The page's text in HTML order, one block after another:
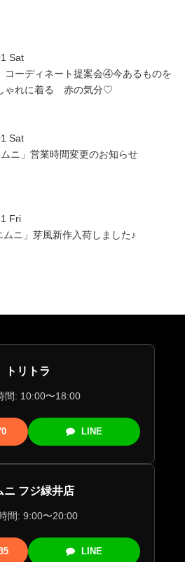
Sat
コーディネート提案会④今あるものを
ゃれに着る 赤の気分♡
Sat
ムニ」営業時間変更のお知らせ
Fri
ムニ」芽風新作入荷しました♪
トリトラ
間: 10:00〜18:00
LINE
ニ フジ緑井店
間: 9:00〜20:00
LINE